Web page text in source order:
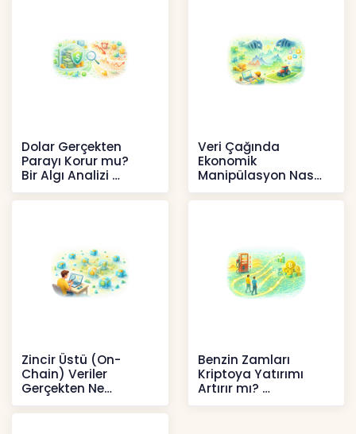
Dolar Gerçekten
Parayı Korur mu?
Bir Algı Analizi
İçerikler
Veri Çağında
Ekonomik
Manipülasyon Nasıl
Şekil Değiştirdi?
İçerikler
Zincir Üstü (On-
Chain) Veriler
Gerçekten Ne
Anlatır?
Kripto
Benzin Zamları
Kriptoya Yatırımı
Artırır mı?
Kripto